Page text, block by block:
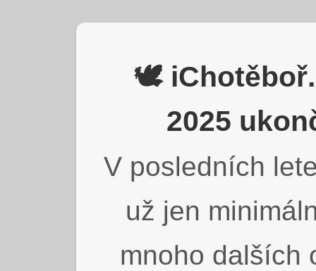
🕊️
2025
V posledních
už jen
mnoho dalších